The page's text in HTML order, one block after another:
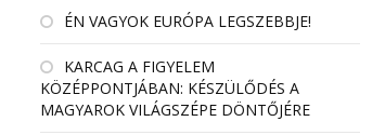
ÉN VAGYOK EURÓPA LEGSZEBBJE!
KARCAG A FIGYELEM
KÖZÉPPONTJÁBAN: KÉSZÜLŐDÉS A
MAGYAROK VILÁGSZÉPE DÖNTŐJÉRE